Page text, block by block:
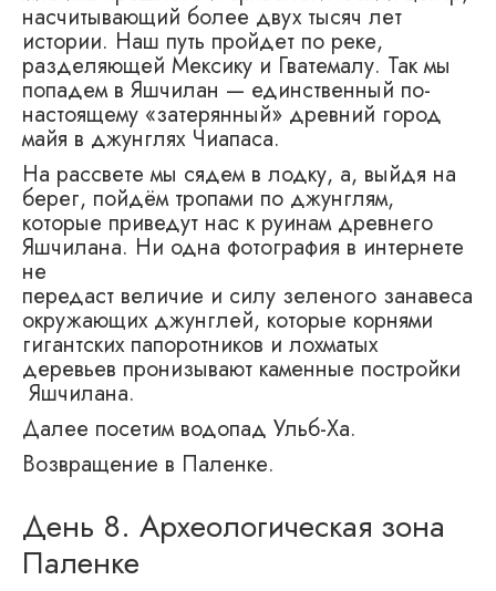
насчитывающий более двух тысяч лет
истории. Наш путь пройдет по реке,
разделяющей Мексику и Гватемалу. Так мы
попадем в Яшчилан — единственный по-
настоящему «затерянный» древний город
майя в джунглях Чиапаса.
На рассвете мы сядем в лодку, а, выйдя на
берег, пойдём тропами по джунглям,
которые приведут нас к руинам древнего
Яшчилана. Ни одна фотография в интернете
не
передаст величие и силу зеленого занавеса
окружающих джунглей, которые корнями
гигантских папоротников и лохматых
деревьев пронизывают каменные постройки
Яшчилана.
Далее посетим водопад Ульб-Ха.
Возвращение в Паленке.
День 8. Археологическая зона
Паленке